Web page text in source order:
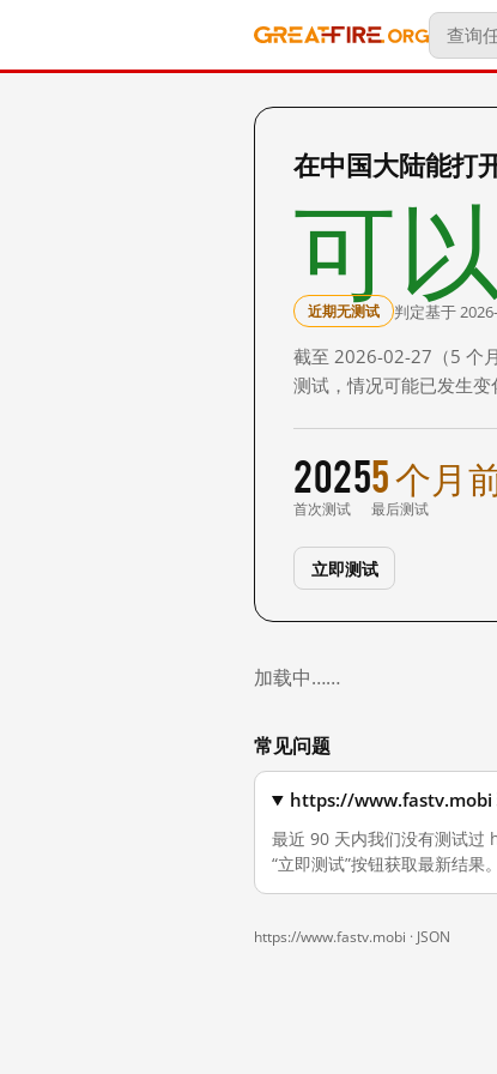
在中国大陆能
可以
近期无测试 判定基于
截至 2026-02-27（5 个
测试，情况可能已发生变
2025
首次测试
5 个月
最后测试
立即测试
加载中……
常见问题
https://www.fastv.mobi
最近 90 天内我们没有测试
“立即测试”按钮获取最新结果。
https://www.fastv.mobi · JSON